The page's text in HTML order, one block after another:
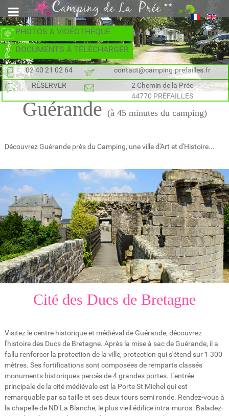
02 40 21 02 64
contact@camping-prefailles.fr
RÉSERVER
2 Chemin de la Prée
44770 PRÉFAILLES
PHOTOS & VIDÉOTHÈQUE
DOCUMENTS À TÉLÉCHARGER
Guérande (à 45 minutes du camping)
Découvrez Guérande près du Camping, une ville d'Art et d'Histoire...
Cité des Ducs de Bretagne
Visitez le centre historique et médiéval de Guérande, découvrez
l'histoire des Ducs de Bretagne. Après la mise à sac de Guérande, il a
fallu renforcer la protection de la ville, protection qui s'étend sur 1 300
mètres. Ses fortifications sont composées de remparts classés
monuments historiques percés de 4 grandes portes. L'entrée
principale de la cité médiévale est la Porte St Michel qui est
remarquable par sa taille et ses deux tours semi ronde. Rendez-vous à
la chapelle de ND La Blanche, le plus vieil édifice intra-muros. Baladez-